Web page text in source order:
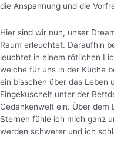
die Anspannung und die
Hier sind wir nun, unser
Raum erleuchtet. Daraufhin
leuchtet in einem rötlichen
welche für uns in der Küche
ein bisschen über das Leben
Eingekuschelt unter der
Gedankenwelt ein. Über
Sternen fühle ich mich ganz
werden schwerer und ich